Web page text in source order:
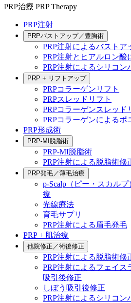
PRP治療 PRP Therapy
PRP注射
PRPバストアップ／豊胸術
PRP注射によるバストア
PRP注射とヒアルロン酸
PRP注射によるシリコン
PRP + リフトアップ
PRPコラーゲンリフト
PRPスレッドリフト
PRPコラーゲンスレッド
PRPコラーゲンによるポ
PRP形成術
PRP-MI脱脂術
PRP-MI脱脂術
PRP注射による脱脂術修
PRP発毛／薄毛治療
p-Scalp（ピー・スカル
療
光線療法
育毛サプリ
PRP注射による眉毛発毛
PRP + 肌治療
他院修正／術後修正
PRP注射による脱脂術修
PRP注射によるフェイス
吸引後修正
しぼう吸引後修正
PRP注射によるシリコン